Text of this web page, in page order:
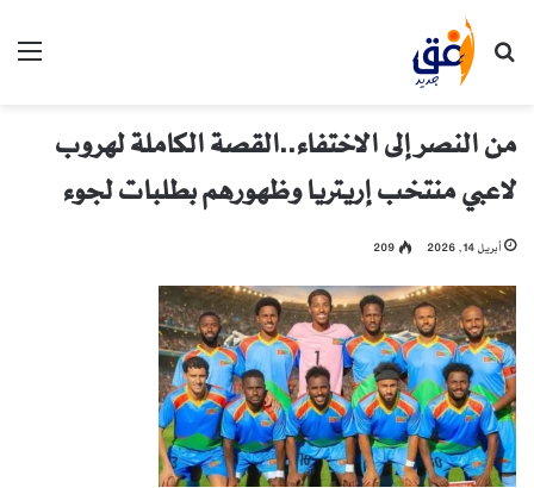
بحث عن
من النصر إلى الاختفاء..القصة الكاملة لهروب
لاعبي منتخب إريتريا وظهورهم بطلبات لجوء
أبريل 14, 2026 209